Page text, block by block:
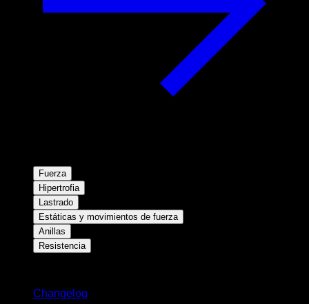
Fuerza
Hipertrofia
Lastrado
Estáticas y movimientos de fuerza
Anillas
Resistencia
Changelog